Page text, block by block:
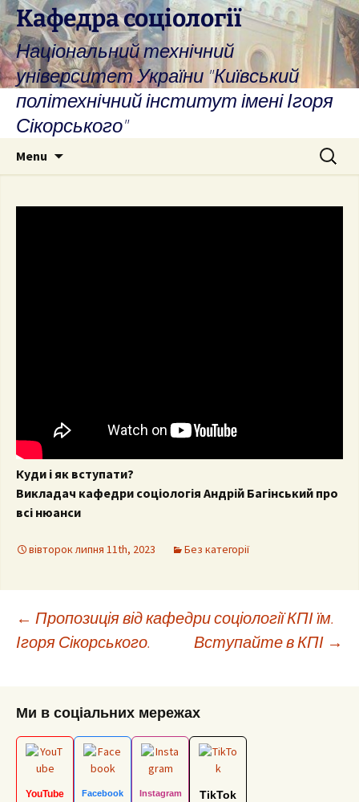
Skip
to
content
Кафедра соціології
Національний технічний
університет України "Київський
політехнічний інститут імені Ігоря
Сікорського"
Menu
Search
for:
Куди і як вступати?
Викладач кафедри соціологія Андрій Багінський про
всі нюанси
вівторок липня 11th, 2023 Без категорії
Post
← Пропозиція від кафедри соціології КПІ їм.
Ігоря Сікорського.
Вступайте в КПІ →
Ми в соціальних мережах
YouTube Facebook Instagram TikTok